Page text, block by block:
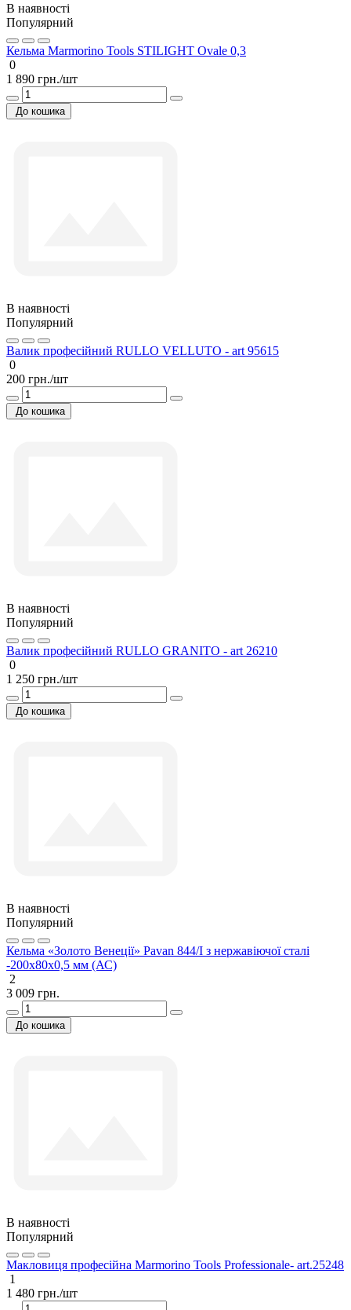
В наявності
Популярний
Кельма Marmorino Tools STILIGHT Ovale 0,3
0
1 890 грн./шт
До кошика
В наявності
Популярний
Валик професійний RULLO VELLUTO - art 95615
0
200 грн./шт
До кошика
В наявності
Популярний
Валик професійний RULLO GRANITO - art 26210
0
1 250 грн./шт
До кошика
В наявності
Популярний
Кельма «Золото Венеції» Pavan 844/I з нержавіючої сталі
-200х80х0,5 мм (АС)
2
3 009 грн.
До кошика
В наявності
Популярний
Макловиця професійна Marmorino Tools Professionale- art.25248
1
1 480 грн./шт